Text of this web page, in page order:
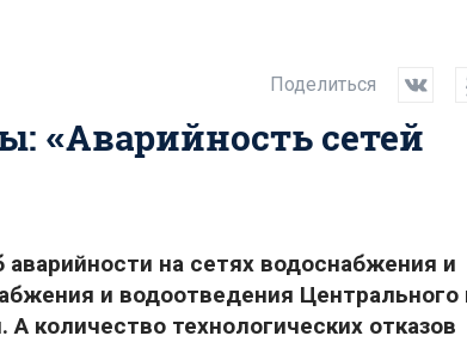
Поделиться
«Аварийность сетей
на сетях водоснабжения и
и водоотведения Центрального
количество технологических отказов